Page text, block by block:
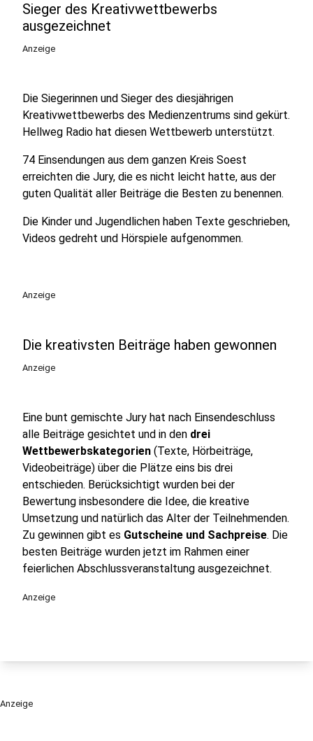
Sieger des Kreativwettbewerbs
ausgezeichnet
Anzeige
Die Siegerinnen und Sieger des diesjährigen
Kreativwettbewerbs des Medienzentrums sind gekürt.
Hellweg Radio hat diesen Wettbewerb unterstützt.
74 Einsendungen aus dem ganzen Kreis Soest
erreichten die Jury, die es nicht leicht hatte, aus der
guten Qualität aller Beiträge die Besten zu benennen.
Die Kinder und Jugendlichen haben Texte geschrieben,
Videos gedreht und Hörspiele aufgenommen.
Anzeige
Die kreativsten Beiträge haben gewonnen
Anzeige
Eine bunt gemischte Jury hat nach Einsendeschluss
alle Beiträge gesichtet und in den drei
Wettbewerbskategorien (Texte, Hörbeiträge,
Videobeiträge) über die Plätze eins bis drei
entschieden. Berücksichtigt wurden bei der
Bewertung insbesondere die Idee, die kreative
Umsetzung und natürlich das Alter der Teilnehmenden.
Zu gewinnen gibt es Gutscheine und Sachpreise. Die
besten Beiträge wurden jetzt im Rahmen einer
feierlichen Abschlussveranstaltung ausgezeichnet.
Anzeige
Anzeige